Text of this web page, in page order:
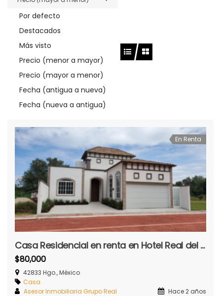
Por defecto
Destacados
Más visto
Precio (menor a mayor)
Precio (mayor a menor)
Fecha (antigua a nueva)
Fecha (nueva a antigua)
En Renta
Casa Residencial en renta en Hotel Real del Bosque
$80,000
42833 Hgo., México
Casa
Asesor Inmobiliaria Grupo Real
Hace 2 años